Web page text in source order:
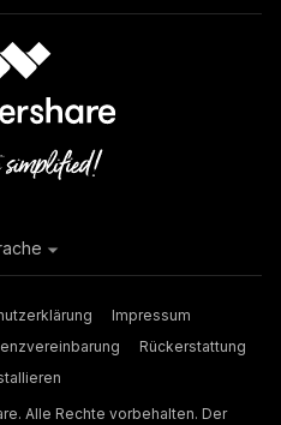
Impressum
Rückerstattung
Alle Rechte vorbehalten. Der